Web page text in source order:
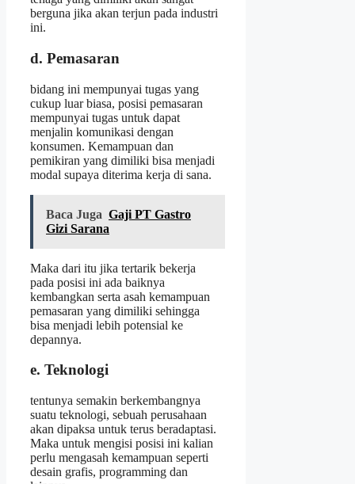
berguna jika akan terjun pada industri
ini.
d. Pemasaran
bidang ini mempunyai tugas yang
cukup luar biasa, posisi pemasaran
mempunyai tugas untuk dapat
menjalin komunikasi dengan
konsumen. Kemampuan dan
pemikiran yang dimiliki bisa menjadi
modal supaya diterima kerja di sana.
Baca Juga Gaji PT Gastro
Gizi Sarana
Maka dari itu jika tertarik bekerja
pada posisi ini ada baiknya
kembangkan serta asah kemampuan
pemasaran yang dimiliki sehingga
bisa menjadi lebih potensial ke
depannya.
e. Teknologi
tentunya semakin berkembangnya
suatu teknologi, sebuah perusahaan
akan dipaksa untuk terus beradaptasi.
Maka untuk mengisi posisi ini kalian
perlu mengasah kemampuan seperti
desain grafis, programming dan